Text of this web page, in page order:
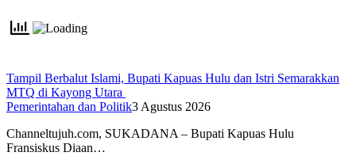
Tampil Berbalut Islami, Bupati Kapuas Hulu dan Istri Semarakkan
MTQ di Kayong Utara
Pemerintahan dan Politik3 Agustus 2026
Channeltujuh.com, SUKADANA – Bupati Kapuas Hulu
Fransiskus Diaan…